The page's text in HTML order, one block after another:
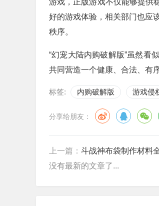
游戏，正版游戏不仅能够提供
好的游戏体验，相关部门也应
秩序。
“幻宠大陆内购破解版”虽然看
共同营造一个健康、合法、有
标签: 内购破解版 游戏侵
分享给朋友：
上一篇： 斗战神布袋制作材料
没有最新的文章了...